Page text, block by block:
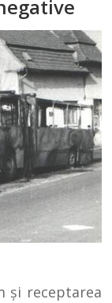
şi receptarea